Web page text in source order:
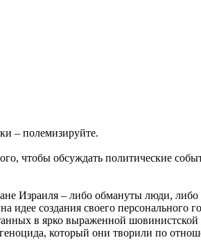
– полемизируйте.
чтобы обсуждать политические
Израиля – либо обмануты люди,
идее создания своего персонального
в ярко выраженной
который они творили по